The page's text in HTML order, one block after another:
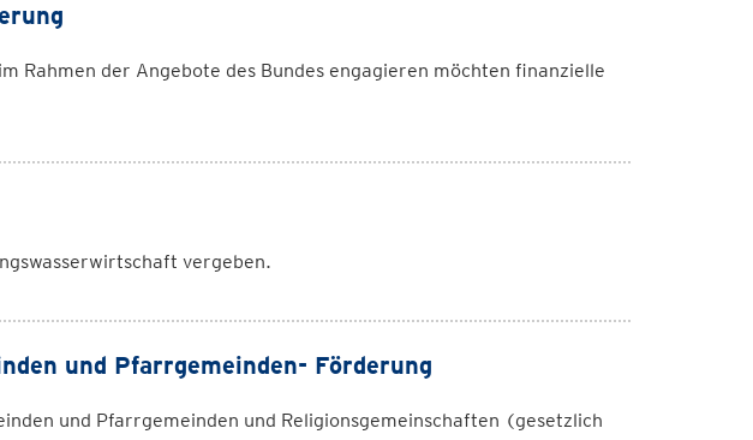
Rahmen der Angebote des Bundes engagieren möchten finanzielle
vergeben.
und Pfarrgemeinden- Förderung
und Pfarrgemeinden und Religionsgemeinschaften (gesetzlich